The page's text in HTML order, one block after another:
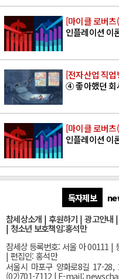
[마이클 로버
인플레이션 이
[전자산업 직
④ 좋아했던 회
[마이클 로버
인플레이션 이
독자제보
참세상소개 | 후원하기 |광고안내 |
| 청소년 보호책임:홍석만
참세상 등록번호: 서울 아 00111 |
| 편집인: 홍석만
서울시 마포구 양화로8길 17-28,
(02)701-7112 | E-mail: